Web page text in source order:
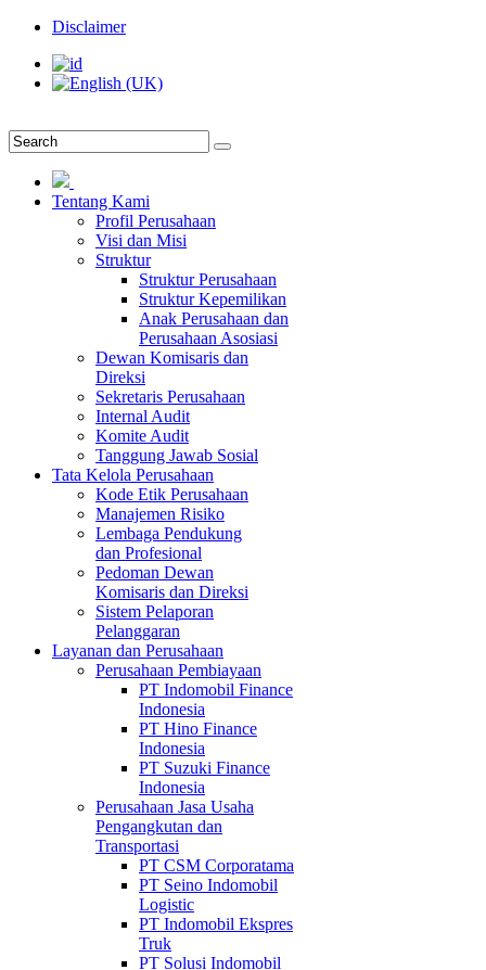
Disclaimer
Tentang Kami
Profil Perusahaan
Visi dan Misi
Struktur
Struktur Perusahaan
Struktur Kepemilikan
Anak Perusahaan dan
Perusahaan Asosiasi
Dewan Komisaris dan
Direksi
Sekretaris Perusahaan
Internal Audit
Komite Audit
Tanggung Jawab Sosial
Tata Kelola Perusahaan
Kode Etik Perusahaan
Manajemen Risiko
Lembaga Pendukung
dan Profesional
Pedoman Dewan
Komisaris dan Direksi
Sistem Pelaporan
Pelanggaran
Layanan dan Perusahaan
Perusahaan Pembiayaan
PT Indomobil Finance
Indonesia
PT Hino Finance
Indonesia
PT Suzuki Finance
Indonesia
Perusahaan Jasa Usaha
Pengangkutan dan
Transportasi
PT CSM Corporatama
PT Seino Indomobil
Logistic
PT Indomobil Ekspres
Truk
PT Solusi Indomobil